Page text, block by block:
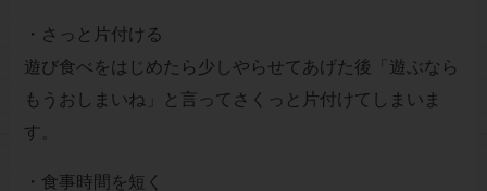
・さっと片付ける
遊び食べをはじめたら少しやらせてあげた後「遊ぶなら
もうおしまいね」と言ってさくっと片付けてしまいま
す。
・食事時間を短く